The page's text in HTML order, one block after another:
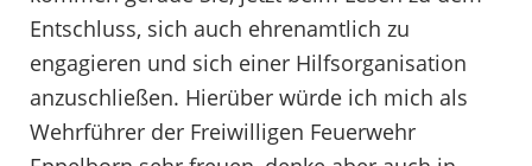
Entschluss, sich auch ehrenamtlich zu
engagieren und sich einer Hilfsorganisation
anzuschließen. Hierüber würde ich mich als
Wehrführer der Freiwilligen Feuerwehr